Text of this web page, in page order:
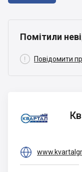
Помітили
 Повідомити
Group
